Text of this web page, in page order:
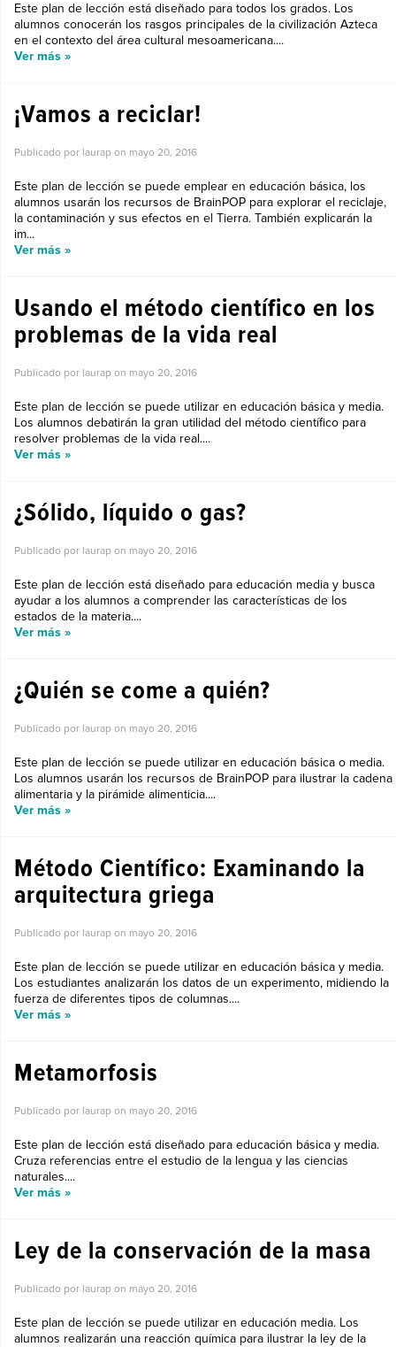
Este plan de lección está diseñado para todos los grados. Los
alumnos conocerán los rasgos principales de la civilización Azteca
en el contexto del área cultural mesoamericana....
Ver más »
¡Vamos a reciclar!
Publicado por laurap on mayo 20, 2016
Este plan de lección se puede emplear en educación básica, los
alumnos usarán los recursos de BrainPOP para explorar el reciclaje,
la contaminación y sus efectos en el Tierra. También explicarán la
im...
Ver más »
Usando el método científico en los
problemas de la vida real
Publicado por laurap on mayo 20, 2016
Este plan de lección se puede utilizar en educación básica y media.
Los alumnos debatirán la gran utilidad del método científico para
resolver problemas de la vida real....
Ver más »
¿Sólido, líquido o gas?
Publicado por laurap on mayo 20, 2016
Este plan de lección está diseñado para educación media y busca
ayudar a los alumnos a comprender las características de los
estados de la materia....
Ver más »
¿Quién se come a quién?
Publicado por laurap on mayo 20, 2016
Este plan de lección se puede utilizar en educación básica o media.
Los alumnos usarán los recursos de BrainPOP para ilustrar la cadena
alimentaria y la pirámide alimenticia....
Ver más »
Método Científico: Examinando la
arquitectura griega
Publicado por laurap on mayo 20, 2016
Este plan de lección se puede utilizar en educación básica y media.
Los estudiantes analizarán los datos de un experimento, midiendo la
fuerza de diferentes tipos de columnas....
Ver más »
Metamorfosis
Publicado por laurap on mayo 20, 2016
Este plan de lección está diseñado para educación básica y media.
Cruza referencias entre el estudio de la lengua y las ciencias
naturales....
Ver más »
Ley de la conservación de la masa
Publicado por laurap on mayo 20, 2016
Este plan de lección se puede utilizar en educación media. Los
alumnos realizarán una reacción química para ilustrar la ley de la